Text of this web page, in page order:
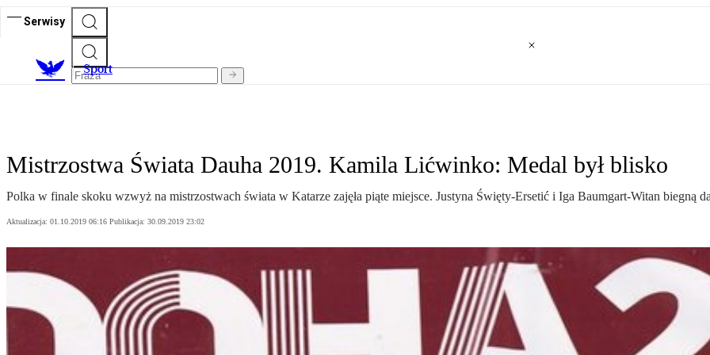
Serwisy
Sport
Mistrzostwa Świata Dauha 2019. Kamila Lićwinko: Medal był blisko
Polka w finale skoku wzwyż na mistrzostwach świata w Katarze zajęła piąte miejsce. Justyna Święty-Ersetić i Iga Baumgart-Witan biegną
Aktualizacja: 01.10.2019 06:16 Publikacja: 30.09.2019 23:02